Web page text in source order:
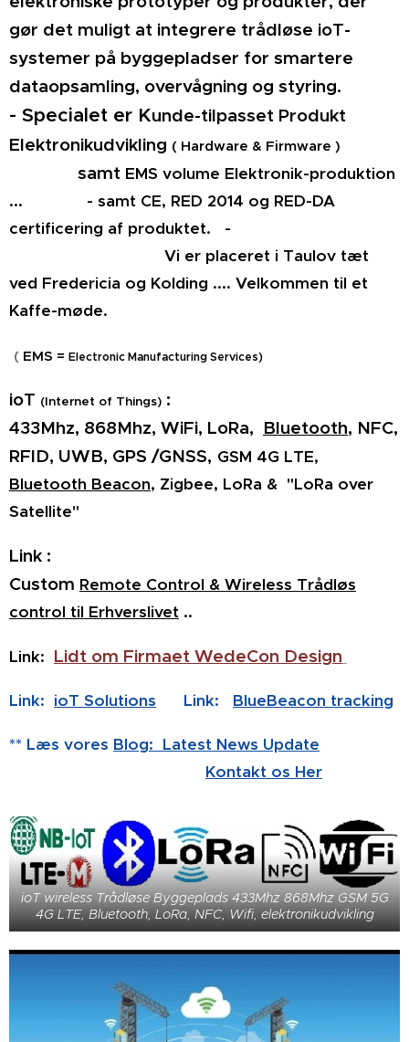
gør det muligt at integrere trådløse ioT-
systemer på byggepladser for smartere
dataopsamling, overvågning og styring.
- Specialet er Kunde-tilpasset Produkt
Elektronikudvikling ( Hardware & Firmware )
samt EMS volume Elektronik-produktion
... - samt CE, RED 2014 og RED-DA
certificering af produktet. -
Vi er placeret i Taulov tæt
ved Fredericia og Kolding .... Velkommen til et
Kaffe-møde.
( EMS = Electronic Manufacturing Services)
ioT (Internet of Things) :
433Mhz, 868Mhz, WiFi, LoRa, Bluetooth, NFC,
RFID, UWB, GPS /GNSS, GSM 4G LTE,
Bluetooth Beacon, Zigbee, LoRa & "LoRa over
Satellite"
Link :
Custom Remote Control & Wireless Trådløs
control til Erhverslivet ..
Link: Lidt om Firmaet WedeCon Design
Link: ioT Solutions Link: BlueBeacon tracking
** Læs vores Blog: Latest News Update
Kontakt os Her
ioT wireless Trådløse Byggeplads 433Mhz 868Mhz GSM 5G
4G LTE, Bluetooth, LoRa, NFC, Wifi, elektronikudvikling